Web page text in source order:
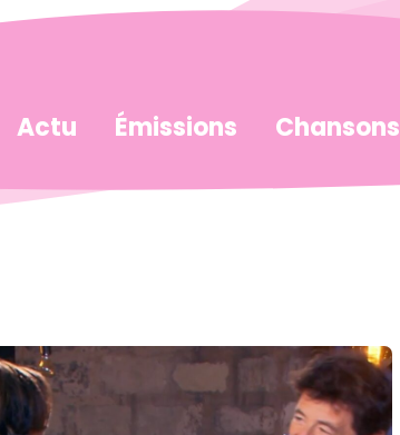
Actu Émissions Chansons